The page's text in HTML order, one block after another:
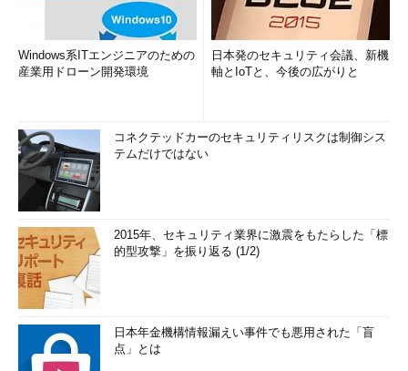
Windows系ITエンジニアのための
産業用ドローン開発環境
日本発のセキュリティ会議、新機
軸とIoTと、今後の広がりと
コネクテッドカーのセキュリティリスクは制御シス
テムだけではない
2015年、セキュリティ業界に激震をもたらした「標
的型攻撃」を振り返る (1/2)
日本年金機構情報漏えい事件でも悪用された「盲
点」とは